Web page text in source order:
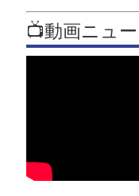
📺動画ニュ